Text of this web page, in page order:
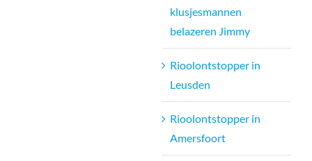
klusjesmannen
belazeren Jimmy
Rioolontstopper in
Leusden
Rioolontstopper in
Amersfoort